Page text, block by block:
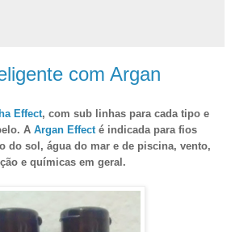
com Argan
Effect, com sub linhas para cada tipo e
A Argan Effect é indicada para fios
do sol, água do mar e de piscina, vento,
e químicas em geral.